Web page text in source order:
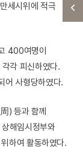
세시위에 적극
400여명이
각 피신하였다.
어 사형당하였다.
) 등과 함께
해임시정부와
위하여 활동하였다.